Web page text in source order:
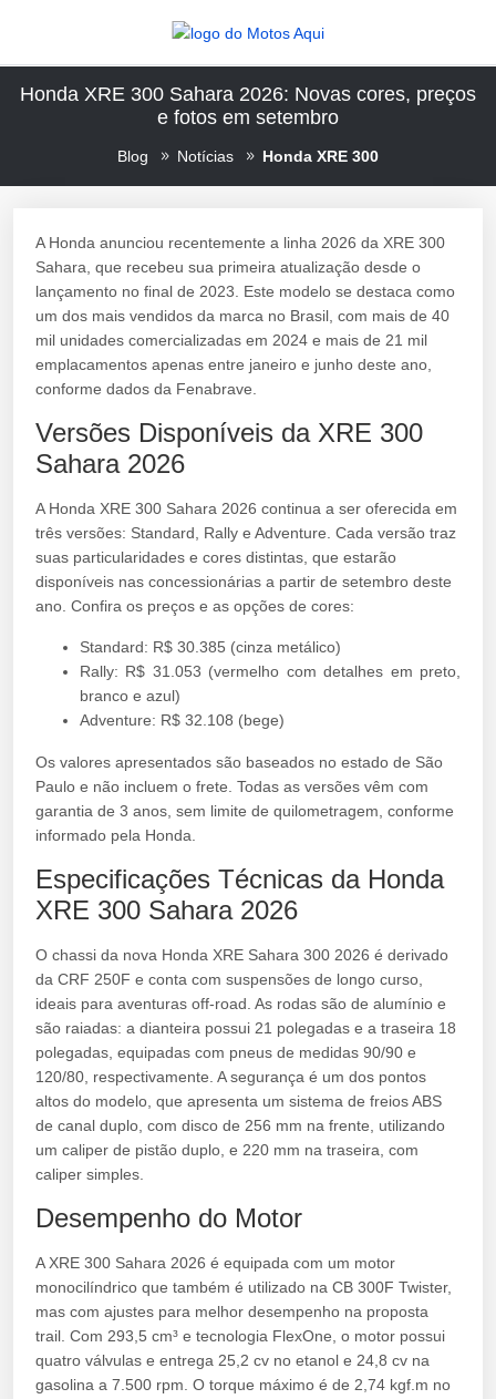
Honda XRE 300 Sahara 2026: Novas cores, preços
e fotos em setembro
Blog Notícias Honda XRE 300
A Honda anunciou recentemente a linha 2026 da XRE 300
Sahara, que recebeu sua primeira atualização desde o
lançamento no final de 2023. Este modelo se destaca como
um dos mais vendidos da marca no Brasil, com mais de 40
mil unidades comercializadas em 2024 e mais de 21 mil
emplacamentos apenas entre janeiro e junho deste ano,
conforme dados da Fenabrave.
Versões Disponíveis da XRE 300
Sahara 2026
A Honda XRE 300 Sahara 2026 continua a ser oferecida em
três versões: Standard, Rally e Adventure. Cada versão traz
suas particularidades e cores distintas, que estarão
disponíveis nas concessionárias a partir de setembro deste
ano. Confira os preços e as opções de cores:
Standard: R$ 30.385 (cinza metálico)
Rally: R$ 31.053 (vermelho com detalhes em preto,
branco e azul)
Adventure: R$ 32.108 (bege)
Os valores apresentados são baseados no estado de São
Paulo e não incluem o frete. Todas as versões vêm com
garantia de 3 anos, sem limite de quilometragem, conforme
informado pela Honda.
Especificações Técnicas da Honda
XRE 300 Sahara 2026
O chassi da nova Honda XRE Sahara 300 2026 é derivado
da CRF 250F e conta com suspensões de longo curso,
ideais para aventuras off-road. As rodas são de alumínio e
são raiadas: a dianteira possui 21 polegadas e a traseira 18
polegadas, equipadas com pneus de medidas 90/90 e
120/80, respectivamente. A segurança é um dos pontos
altos do modelo, que apresenta um sistema de freios ABS
de canal duplo, com disco de 256 mm na frente, utilizando
um caliper de pistão duplo, e 220 mm na traseira, com
caliper simples.
Desempenho do Motor
A XRE 300 Sahara 2026 é equipada com um motor
monocilíndrico que também é utilizado na CB 300F Twister,
mas com ajustes para melhor desempenho na proposta
trail. Com 293,5 cm³ e tecnologia FlexOne, o motor possui
quatro válvulas e entrega 25,2 cv no etanol e 24,8 cv na
gasolina a 7.500 rpm. O torque máximo é de 2,74 kgf.m no